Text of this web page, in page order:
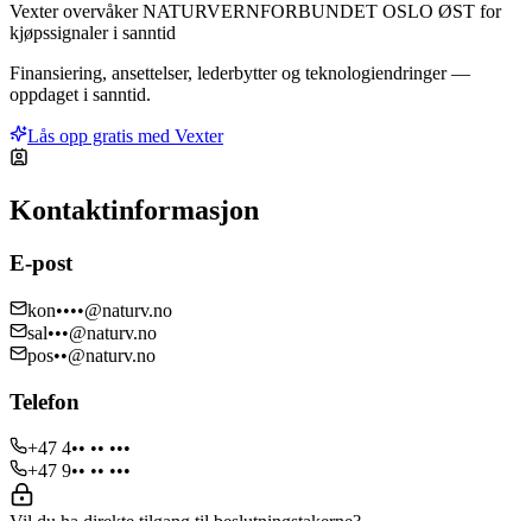
Vexter overvåker NATURVERNFORBUNDET OSLO ØST for
kjøpssignaler i sanntid
Finansiering, ansettelser, lederbytter og teknologiendringer —
oppdaget i sanntid.
Lås opp gratis med Vexter
Kontaktinformasjon
E-post
kon••••@naturv.no
sal•••@naturv.no
pos••@naturv.no
Telefon
+47 4•• •• •••
+47 9•• •• •••